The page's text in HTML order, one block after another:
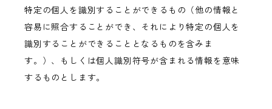
特定の個人を識別することができるもの（他の情報と
容易に照合することができ、それにより特定の個人を
識別することができることとなるものを含みま
す。）、もしくは個人識別符号が含まれる情報を意味
するものとします。